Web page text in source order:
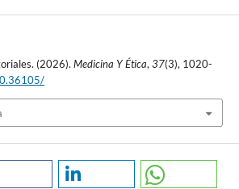
(2026). Medicina Y Ética,37(3), 1020-